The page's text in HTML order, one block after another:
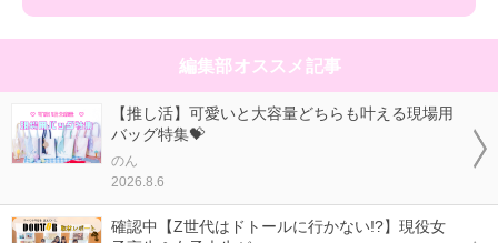
編集部オススメ記事
【推し活】可愛いと大容量どちらも叶える現場用
バッグ特集💝
のん
2026.8.6
確認中【Z世代はドトールに行かない!?】現役女